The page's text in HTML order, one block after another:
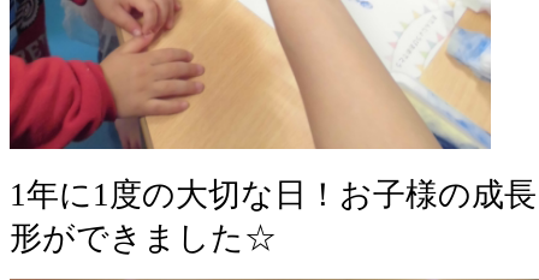
1年に1度の大切な日！お子様の成
形ができました☆